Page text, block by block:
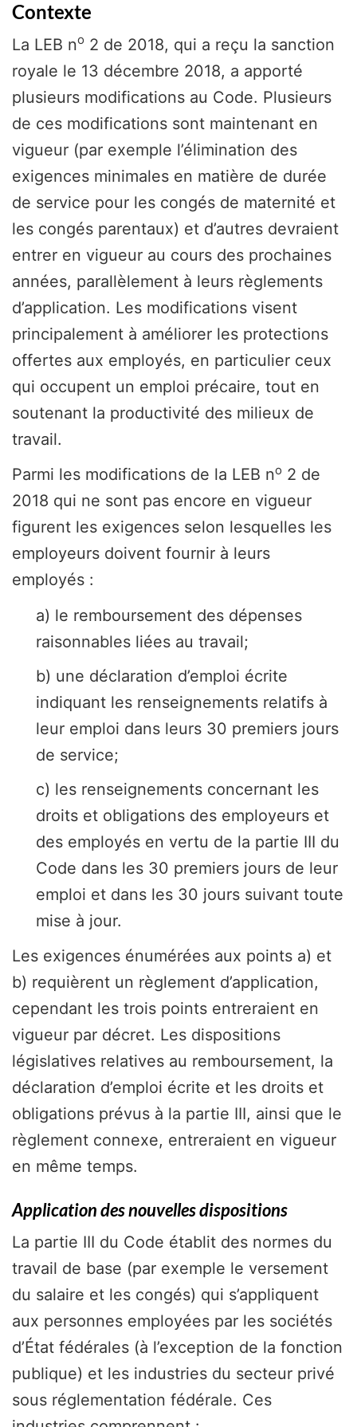
Contexte
La LEB no 2 de 2018, qui a reçu la sanction
royale le 13 décembre 2018, a apporté
plusieurs modifications au Code. Plusieurs
de ces modifications sont maintenant en
vigueur (par exemple l’élimination des
exigences minimales en matière de durée
de service pour les congés de maternité et
les congés parentaux) et d’autres devraient
entrer en vigueur au cours des prochaines
années, parallèlement à leurs règlements
d’application. Les modifications visent
principalement à améliorer les protections
offertes aux employés, en particulier ceux
qui occupent un emploi précaire, tout en
soutenant la productivité des milieux de
travail.
Parmi les modifications de la LEB no 2 de
2018 qui ne sont pas encore en vigueur
figurent les exigences selon lesquelles les
employeurs doivent fournir à leurs
employés :
a) le remboursement des dépenses
raisonnables liées au travail;
b) une déclaration d’emploi écrite
indiquant les renseignements relatifs à
leur emploi dans leurs 30 premiers jours
de service;
c) les renseignements concernant les
droits et obligations des employeurs et
des employés en vertu de la partie III du
Code dans les 30 premiers jours de leur
emploi et dans les 30 jours suivant toute
mise à jour.
Les exigences énumérées aux points a) et
b) requièrent un règlement d’application,
cependant les trois points entreraient en
vigueur par décret. Les dispositions
législatives relatives au remboursement, la
déclaration d’emploi écrite et les droits et
obligations prévus à la partie III, ainsi que le
règlement connexe, entreraient en vigueur
en même temps.
Application des nouvelles dispositions
La partie III du Code établit des normes du
travail de base (par exemple le versement
du salaire et les congés) qui s’appliquent
aux personnes employées par les sociétés
d’État fédérales (à l’exception de la fonction
publique) et les industries du secteur privé
sous réglementation fédérale. Ces